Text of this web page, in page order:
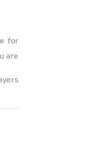
for
are.